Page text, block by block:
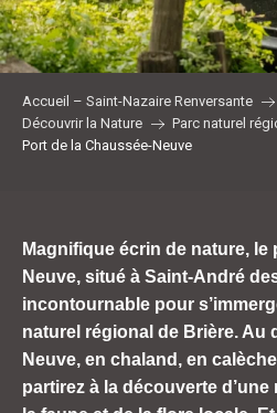
Accueil – Saint-Nazaire Renversante
Découvrir la Nature
Parc naturel
Port de la Chaussée-Neuve
Magnifique écrin de nature, le
Neuve, situé à Saint-André
incontournable pour
naturel régional de Brière. Au
Neuve, en chaland, en
partirez à la découverte d’une